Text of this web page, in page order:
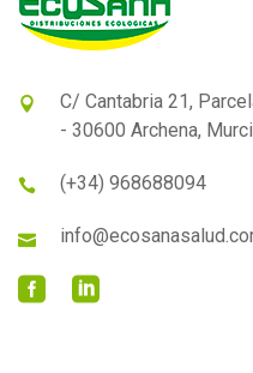
C/ Cantabria 21,
- 30600 Archena,
(+34) 968688094